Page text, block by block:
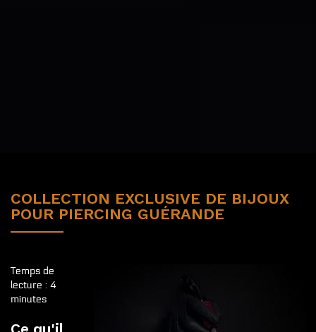
COLLECTION EXCLUSIVE DE BIJOUX
POUR PIERCING GUÉRANDE
Temps de
lecture : 4
minutes